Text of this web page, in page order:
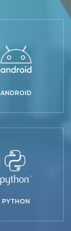
ANDROID
PYTHON